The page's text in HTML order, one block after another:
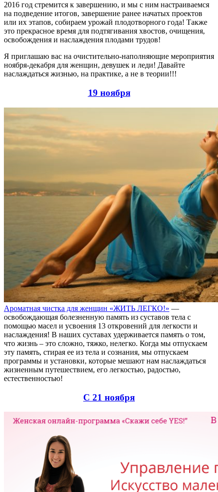
2016 год стремится к завершению, и мы с ним настраиваемся
на подведение итогов, завершение ранее начатых проектов
или их этапов, собираем урожай плодотворного года! Также
это прекрасное время для подтягивания хвостов, очищения,
освобождения и наслаждения плодами трудов!
Я приглашаю вас на очистительно-наполняющие мероприятия
ноября-декабря для женщин, девушек и леди! Давайте
наслаждаться жизнью, на практике, а не в теории!!!
19 ноября
Ароматная чистка для женщин «ЖИТЬ ЛЕГКО!» —
освобождающая болезненную память из суставов тела с
помощью масел и усвоения 13 откровений для легкости и
наслаждения! В наших суставах удерживается память о том,
что жизнь – это сложно, тяжко, нелегко. Когда мы отпускаем
эту память, стирая ее из тела и сознания, мы отпускаем
программы и установки, которые мешают нам наслаждаться
жизненным путешествием, его легкостью, радостью,
естественностью!
С 21 ноября